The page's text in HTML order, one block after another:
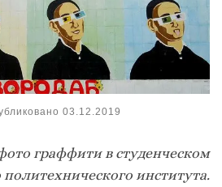
03.12.2019
граффити в студенческом
института.